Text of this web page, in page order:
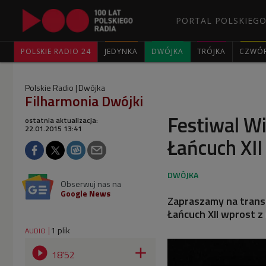
PORTAL
POLSKIE RADIO 24 JEDYNKA DWÓJKA TRÓJKA
Polskie Radio Dwójka
Filharmonia Dwójki
Festiwal
Łańcuch XII
ostatnia aktualizacja:
22.01.2015 13:41
Obserwuj nas na
Google News
Zapraszamy na
Łańcuch XII wprost
AUDIO 1 plik
 18'52 